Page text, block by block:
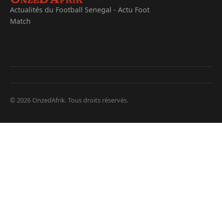
Actualités du Football Senegal - Actu Foot
Match
© 2026 OnzedAfrik. Tous droits réservés.